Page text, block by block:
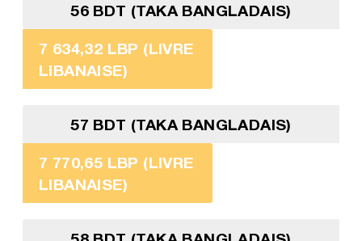
56 BDT (TAKA BANGLADAIS)
7 634,32 LBP (LIVRE
LIBANAISE)
57 BDT (TAKA BANGLADAIS)
7 770,65 LBP (LIVRE
LIBANAISE)